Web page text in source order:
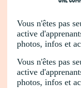
Vous n'êtes pas
active
photos, infos et
Vous n'êtes pas
active
photos, infos et